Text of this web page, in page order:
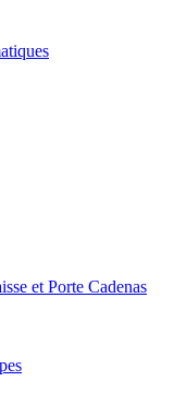
et Porte Cadenas